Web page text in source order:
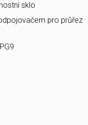
sklo
pro průřez